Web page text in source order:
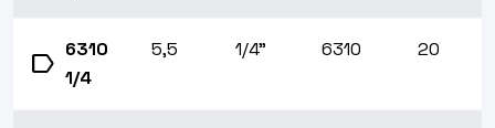
label 6310
1/4
5,5 1/4” 6310 20